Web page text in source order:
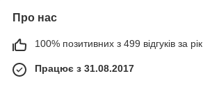
Про нас
100% позитивних з 499 відгуків за рік
Працює з 31.08.2017